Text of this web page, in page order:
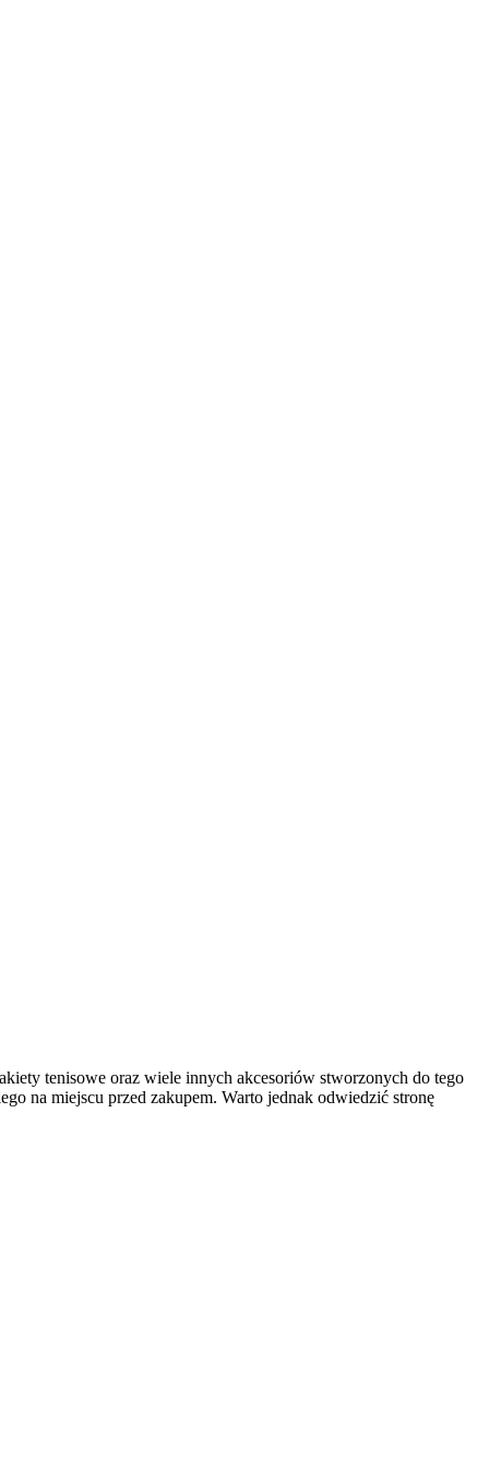
tenisowe oraz wiele innych akcesoriów stworzonych do tego
na miejscu przed zakupem. Warto jednak odwiedzić stronę